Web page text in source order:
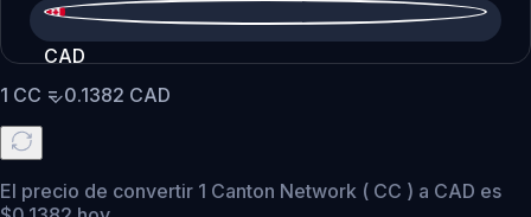
CAD
1 CC =0.1382 CAD
El precio de convertir 1 Canton Network ( CC ) a CAD es